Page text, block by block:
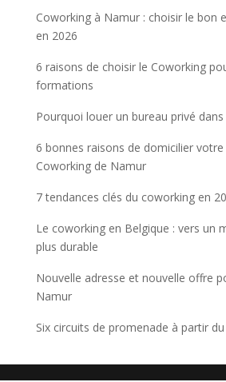
Coworking à Namur : choisir le bon
en 2026
6 raisons de choisir le Coworking
formations
Pourquoi louer un bureau privé
6 bonnes raisons de domicilier
Coworking de Namur
7 tendances clés du coworking en
Le coworking en Belgique : vers un
plus durable
Nouvelle adresse et nouvelle offre
Namur
Six circuits de promenade à partir